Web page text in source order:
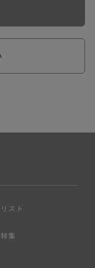
、本規約の一部
る方法に従って
スト
集